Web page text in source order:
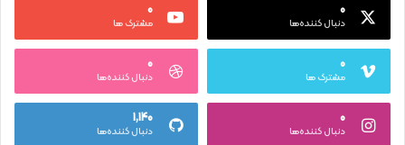
۰
دنبال کننده‌ها
۰
مشترک ها
۰
مشترک ها
۰
دنبال کننده‌ها
۰
دنبال کننده‌ها
۱,۱۴۰
دنبال کننده‌ها